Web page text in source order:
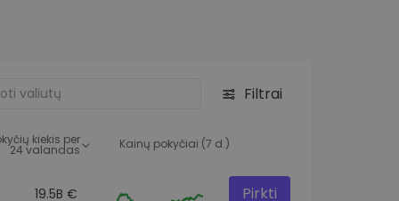
Filtrai
kiekis per
24 valandas Kainų pokyčiai (7 d.)
19.5B € Pirkti